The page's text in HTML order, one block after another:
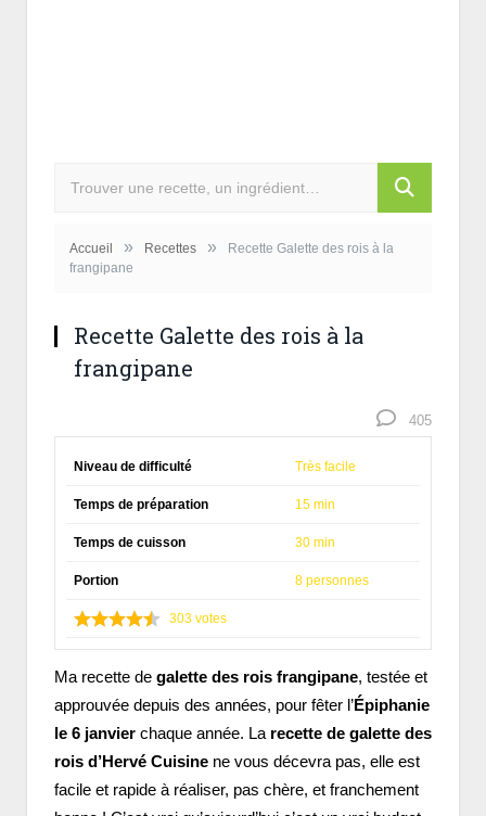
Accueil » Recettes »
Recette Galette des rois à la
frangipane
Recette Galette des rois à la
frangipane
405
Niveau de difficulté Très facile
Temps de préparation 15 min
Temps de cuisson 30 min
Portion 8 personnes
303 votes
Ma recette de galette des rois frangipane, testée et
approuvée depuis des années, pour fêter l’Épiphanie
le 6 janvier chaque année. La recette de galette des
rois d’Hervé Cuisine ne vous décevra pas, elle est
facile et rapide à réaliser, pas chère, et franchement